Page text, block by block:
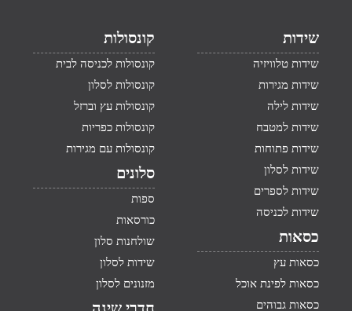
שידות
שידות טלוויזיה
שידות מגירות
שידות לילה
שידות למטבח
שידות פתוחות
שידות לסלון
שידות לספרים
שידות לכניסה
כסאות
כסאות עץ
כסאות לפינת אוכל
כסאות גבוהים
קונסולות
קונסולות לכניסה לבית
קונסולות לסלון
קונסולות עץ וברזל
קונסולות כפריות
קונסולות עם מגירות
סלונים
ספות
כורסאות
שולחנות סלון
שידות לסלון
מזנונים לסלון